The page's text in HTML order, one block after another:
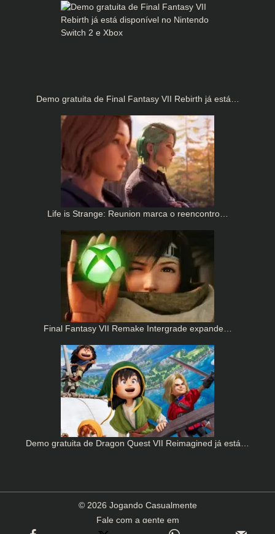
Demo gratuita de Final Fantasy VII Rebirth já está…
Life is Strange: Reunion marca o reencontro…
Final Fantasy VII Remake Intergrade expande…
Demo gratuita de Dragon Quest VII Reimagined já está…
© 2026 Jogando Casualmente
Fale com a gente em